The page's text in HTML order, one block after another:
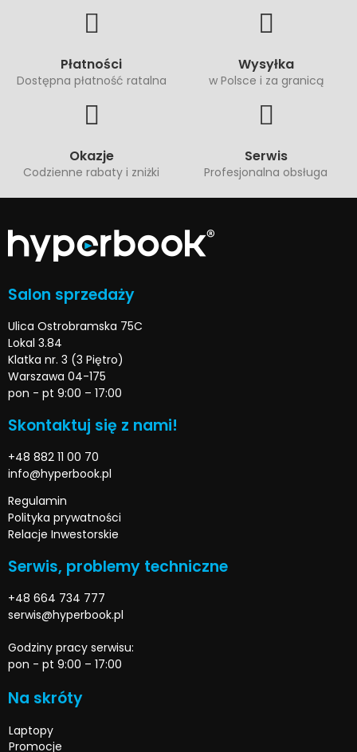
Płatności
Dostępna płatność ratalna
Wysyłka
w Polsce i za granicą
Okazje
Codzienne rabaty i zniżki
Serwis
Profesjonalna obsługa
Salon sprzedaży
Ulica Ostrobramska 75C
Lokal 3.84
Klatka nr. 3 (3 Piętro)
Warszawa 04-175
pon - pt 9:00 – 17:00
Skontaktuj się z nami!
+48 882 11 00 70
info@hyperbook.pl
Regulamin
Polityka prywatności
Relacje Inwestorskie
Serwis, problemy techniczne
+48 664 734 777
serwis@hyperbook.pl
Godziny pracy serwisu:
pon - pt 9:00 – 17:00
Na skróty
Laptopy
Promocje